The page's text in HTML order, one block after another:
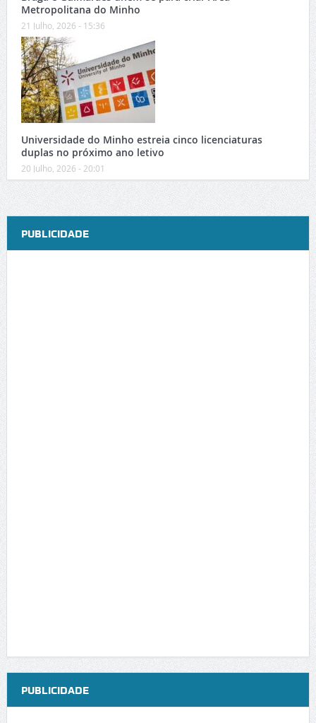
Metropolitana do Minho
21 Julho, 2026 - 15:36
Universidade do Minho estreia cinco licenciaturas
duplas no próximo ano letivo
20 Julho, 2026 - 20:01
PUBLICIDADE
PUBLICIDADE